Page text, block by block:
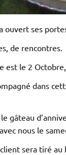
ouvert ses
de rencontres.
est le 2
dans
gâteau
nous le
sera tiré